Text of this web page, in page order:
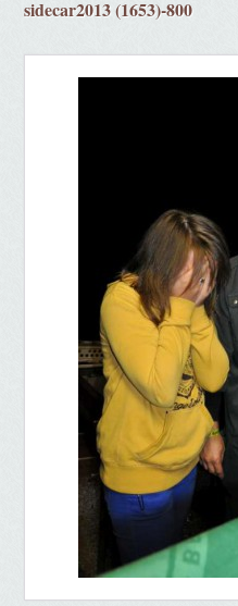
sidecar2013 (1653)-800